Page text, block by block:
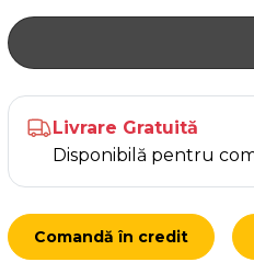
Livrare Gratuită
Disponibilă pentru
Comandă în credit